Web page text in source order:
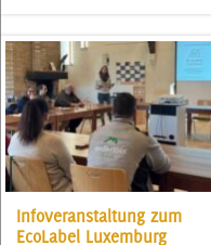
Infoveranstaltung zum
EcoLabel Luxemburg